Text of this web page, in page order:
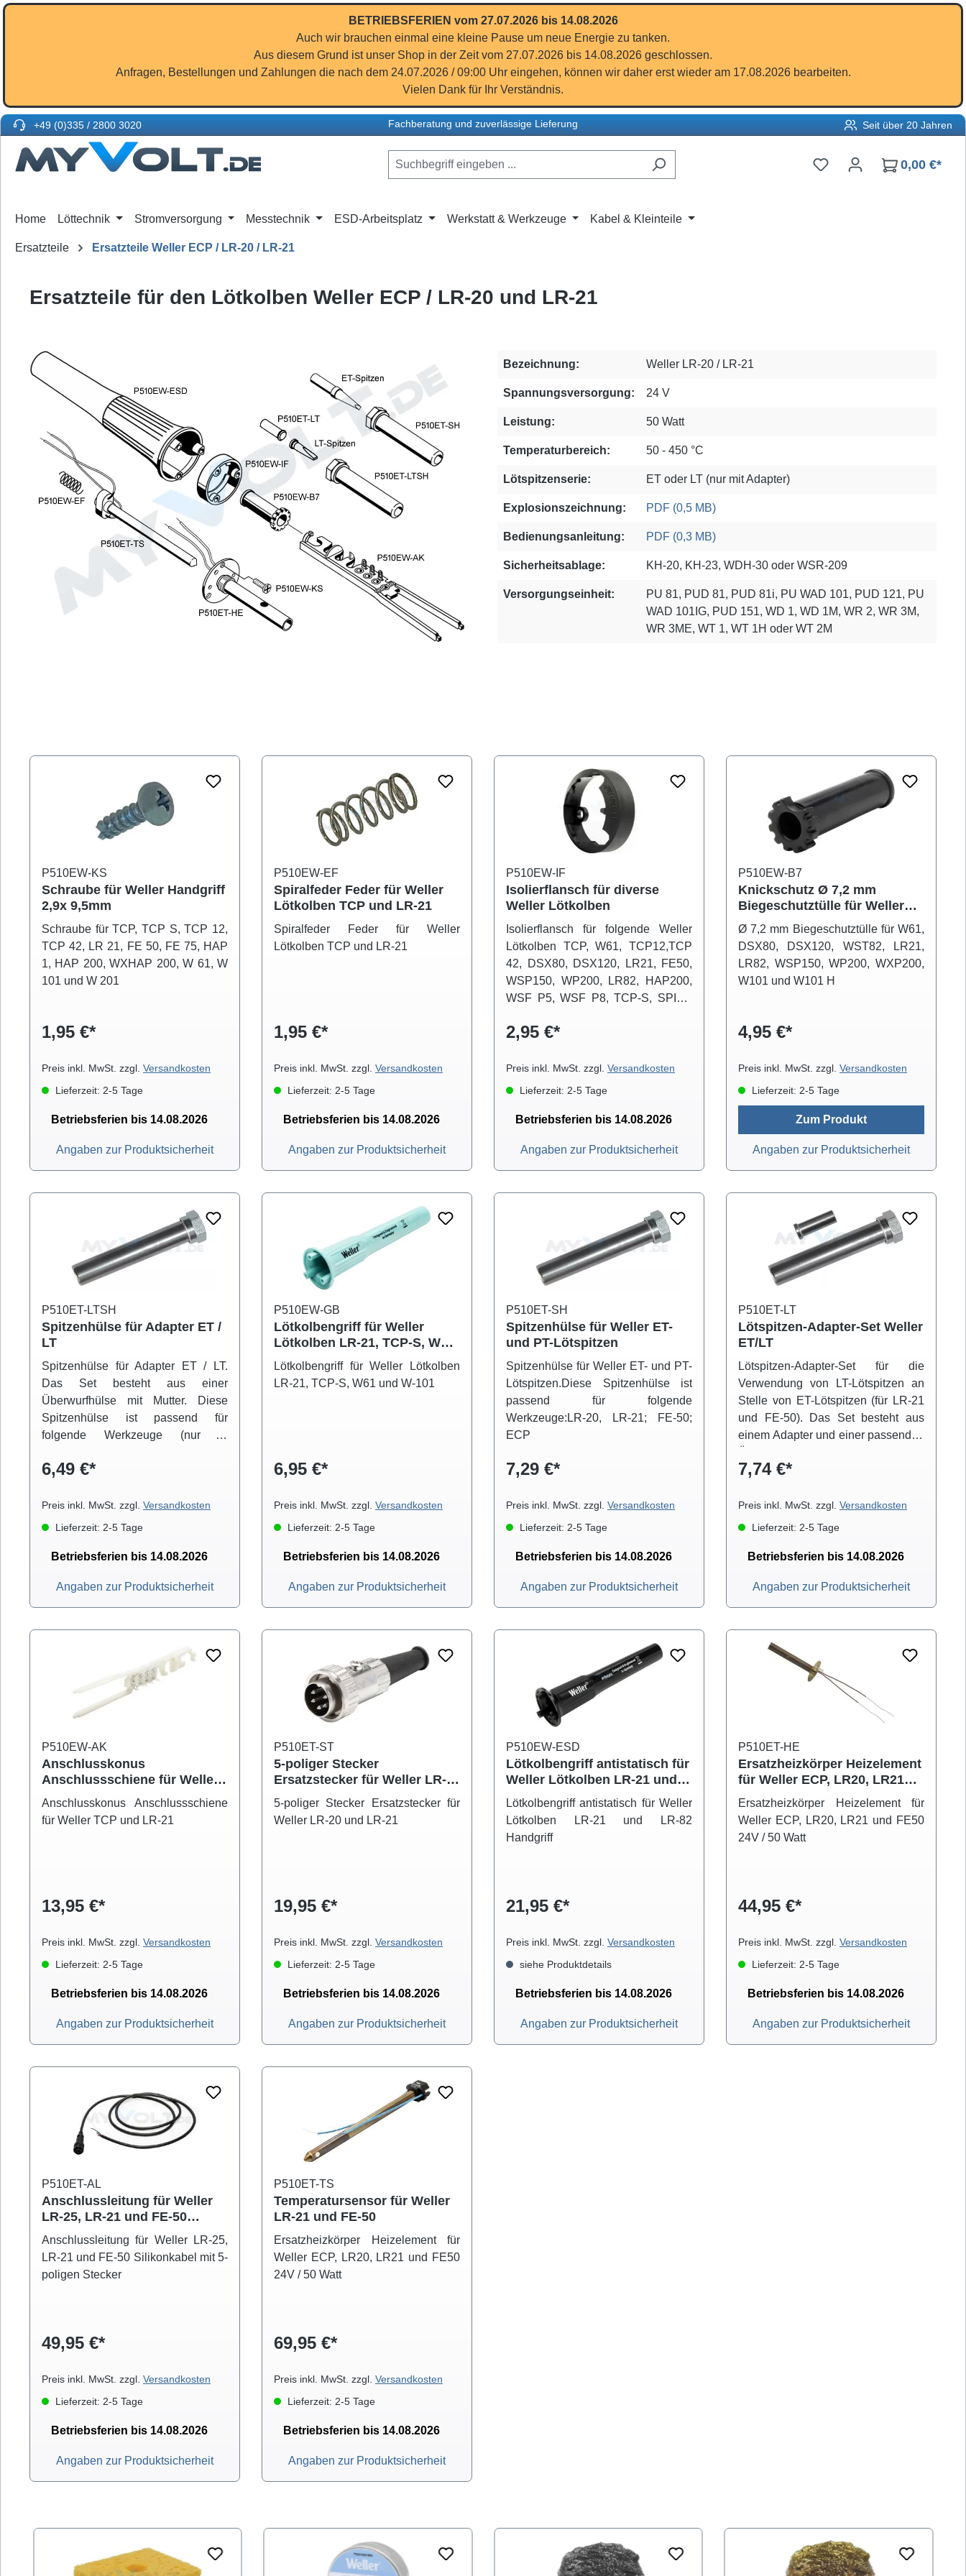
BETRIEBSFERIEN vom 27.07.2026 bis 14.08.2026
Auch wir brauchen einmal eine kleine Pause um neue Energie zu tanken.
Aus diesem Grund ist unser Shop in der Zeit vom 27.07.2026 bis 14.08.2026 geschlossen.
Anfragen, Bestellungen und Zahlungen die nach dem 24.07.2026 / 09:00 Uhr eingehen, können wir daher erst wieder am 17.08.2026 bearbeiten.
Vielen Dank für Ihr Verständnis.
+49 (0)335 / 2800 3020 Fachberatung und zuverlässige Lieferung Seit über 20 Jahren
Du hast 0 Produkte auf
0,00 €*
Home Löttechnik Stromversorgung Messtechnik ESD-Arbeitsplatz Werkstatt & Werkzeuge Kabel & Kleinteile
Ersatzteile Ersatzteile Weller ECP / LR-20 / LR-21
Ersatzteile für den Lötkolben Weller ECP / LR-20 und LR-21
Bezeichnung: Weller LR-20 / LR-21
Spannungsversorgung: 24 V
Leistung: 50 Watt
Temperaturbereich: 50 - 450 °C
Lötspitzenserie: ET oder LT (nur mit Adapter)
Explosionszeichnung: PDF (0,5 MB)
Bedienungsanleitung: PDF (0,3 MB)
Sicherheitsablage: KH-20, KH-23, WDH-30 oder WSR-209
Versorgungseinheit:
PU 81, PUD 81, PUD 81i, PU WAD 101, PUD 121, PU
WAD 101IG, PUD 151, WD 1, WD 1M, WR 2, WR 3M,
WR 3ME, WT 1, WT 1H oder WT 2M
P510EW-KS
Schraube für Weller Handgriff
2,9x 9,5mm
Schraube für TCP, TCP S, TCP 12,
TCP 42, LR 21, FE 50, FE 75, HAP
1, HAP 200, WXHAP 200, W 61, W
101 und W 201
1,95 €*
Preis inkl. MwSt. zzgl. Versandkosten
Lieferzeit: 2-5 Tage
Betriebsferien bis 14.08.2026
Angaben zur Produktsicherheit
P510EW-EF
Spiralfeder Feder für Weller
Lötkolben TCP und LR-21
Spiralfeder Feder für Weller
Lötkolben TCP und LR-21
1,95 €*
Preis inkl. MwSt. zzgl. Versandkosten
Lieferzeit: 2-5 Tage
Betriebsferien bis 14.08.2026
Angaben zur Produktsicherheit
P510EW-IF
Isolierflansch für diverse
Weller Lötkolben
Isolierflansch für folgende Weller
Lötkolben TCP, W61, TCP12,TCP
42, DSX80, DSX120, LR21, FE50,
WSP150, WP200, LR82, HAP200,
WSF P5, WSF P8, TCP-S, SPI41,
SPI81, HAP1 und HAP200
2,95 €*
Preis inkl. MwSt. zzgl. Versandkosten
Lieferzeit: 2-5 Tage
Betriebsferien bis 14.08.2026
Angaben zur Produktsicherheit
P510EW-B7
Knickschutz Ø 7,2 mm
Biegeschutztülle für Weller
Lötkolben LR-21
Ø 7,2 mm Biegeschutztülle für W61,
DSX80, DSX120, WST82, LR21,
LR82, WSP150, WP200, WXP200,
W101 und W101 H
4,95 €*
Preis inkl. MwSt. zzgl. Versandkosten
Lieferzeit: 2-5 Tage
Zum Produkt
Angaben zur Produktsicherheit
P510ET-LTSH
Spitzenhülse für Adapter ET /
LT
Spitzenhülse für Adapter ET / LT.
Das Set besteht aus einer
Überwurfhülse mit Mutter. Diese
Spitzenhülse ist passend für
folgende Werkzeuge (nur in
Adapter): LR-20, LR-21; FE-50; ECP
6,49 €*
Preis inkl. MwSt. zzgl. Versandkosten
Lieferzeit: 2-5 Tage
Betriebsferien bis 14.08.2026
Angaben zur Produktsicherheit
P510EW-GB
Lötkolbengriff für Weller
Lötkolben LR-21, TCP-S, W61
und W-101 Handgriff
Lötkolbengriff für Weller Lötkolben
LR-21, TCP-S, W61 und W-101
6,95 €*
Preis inkl. MwSt. zzgl. Versandkosten
Lieferzeit: 2-5 Tage
Betriebsferien bis 14.08.2026
Angaben zur Produktsicherheit
P510ET-SH
Spitzenhülse für Weller ET-
und PT-Lötspitzen
Spitzenhülse für Weller ET- und PT-
Lötspitzen.Diese Spitzenhülse ist
passend für folgende
Werkzeuge:LR-20, LR-21; FE-50;
ECP
7,29 €*
Preis inkl. MwSt. zzgl. Versandkosten
Lieferzeit: 2-5 Tage
Betriebsferien bis 14.08.2026
Angaben zur Produktsicherheit
P510ET-LT
Lötspitzen-Adapter-Set Weller
ET/LT
Lötspitzen-Adapter-Set für die
Verwendung von LT-Lötspitzen an
Stelle von ET-Lötspitzen (für LR-21
und FE-50). Das Set besteht aus
einem Adapter und einer passenden
7,74 €*
Preis inkl. MwSt. zzgl. Versandkosten
Lieferzeit: 2-5 Tage
Betriebsferien bis 14.08.2026
Angaben zur Produktsicherheit
P510EW-AK
Anschlusskonus
Anschlussschiene für Weller
TCP und LR-21
Anschlusskonus Anschlussschiene
für Weller TCP und LR-21
13,95 €*
Preis inkl. MwSt. zzgl. Versandkosten
Lieferzeit: 2-5 Tage
Betriebsferien bis 14.08.2026
Angaben zur Produktsicherheit
P510ET-ST
5-poliger Stecker
Ersatzstecker für Weller LR-
20 und LR-21
5-poliger Stecker Ersatzstecker für
Weller LR-20 und LR-21
19,95 €*
Preis inkl. MwSt. zzgl. Versandkosten
Lieferzeit: 2-5 Tage
Betriebsferien bis 14.08.2026
Angaben zur Produktsicherheit
P510EW-ESD
Lötkolbengriff antistatisch für
Weller Lötkolben LR-21 und
LR-82 Handgriff
Lötkolbengriff antistatisch für Weller
Lötkolben LR-21 und LR-82
Handgriff
21,95 €*
Preis inkl. MwSt. zzgl. Versandkosten
siehe Produktdetails
Betriebsferien bis 14.08.2026
Angaben zur Produktsicherheit
P510ET-HE
Ersatzheizkörper Heizelement
für Weller ECP, LR20, LR21
und FE50 Heizkörper
Ersatzheizkörper Heizelement für
Weller ECP, LR20, LR21 und FE50
24V / 50 Watt
44,95 €*
Preis inkl. MwSt. zzgl. Versandkosten
Lieferzeit: 2-5 Tage
Betriebsferien bis 14.08.2026
Angaben zur Produktsicherheit
P510ET-AL
Anschlussleitung für Weller
LR-25, LR-21 und FE-50
Silikonkabel mit 5-poligen
Stecker
Anschlussleitung für Weller LR-25,
LR-21 und FE-50 Silikonkabel mit 5-
poligen Stecker
49,95 €*
Preis inkl. MwSt. zzgl. Versandkosten
Lieferzeit: 2-5 Tage
Betriebsferien bis 14.08.2026
Angaben zur Produktsicherheit
P510ET-TS
Temperatursensor für Weller
LR-21 und FE-50
Ersatzheizkörper Heizelement für
Weller ECP, LR20, LR21 und FE50
24V / 50 Watt
69,95 €*
Preis inkl. MwSt. zzgl. Versandkosten
Lieferzeit: 2-5 Tage
Betriebsferien bis 14.08.2026
Angaben zur Produktsicherheit
Produktgalerie überspringen